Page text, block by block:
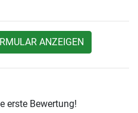
ANZEIGEN
erste Bewertung!